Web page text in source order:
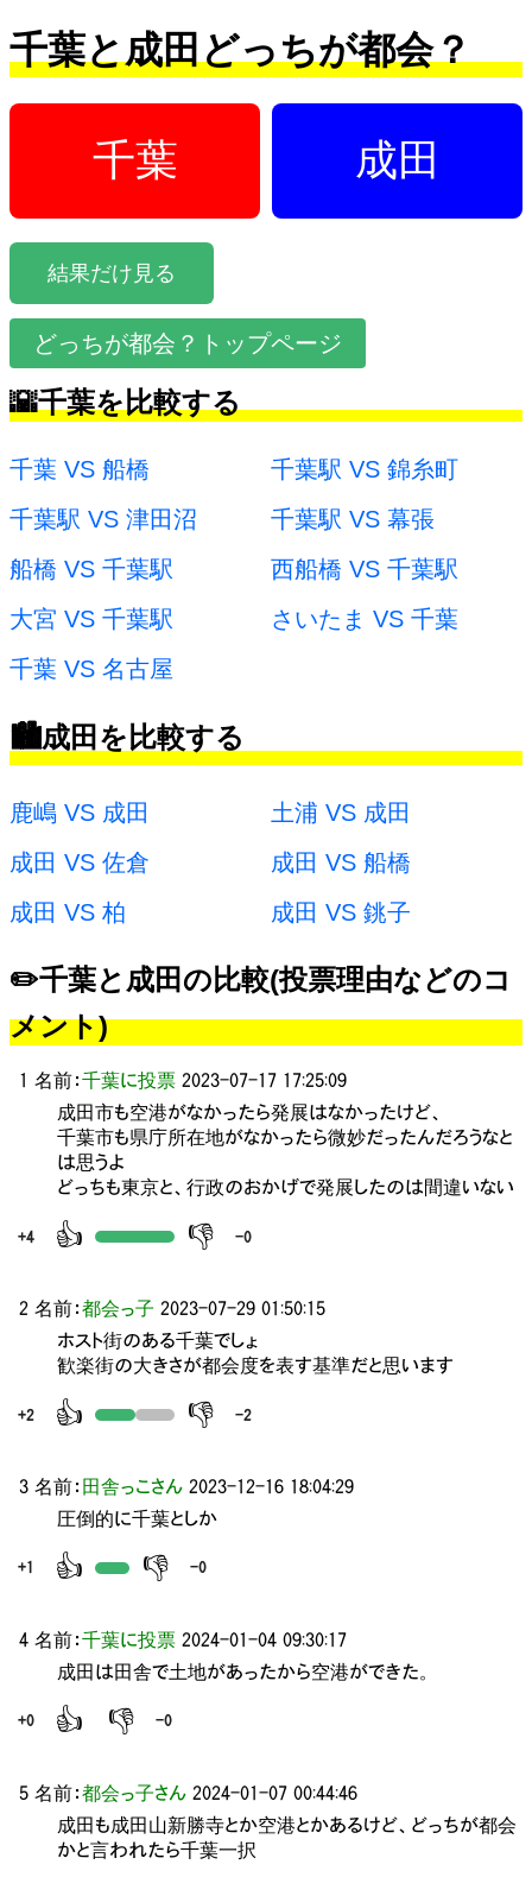
千葉と成田どっちが都会？
千葉 成田
結果だけ見る
どっちが都会？トップページ
🌇千葉を比較する
千葉 VS 船橋
千葉駅 VS 錦糸町
千葉駅 VS 津田沼
千葉駅 VS 幕張
船橋 VS 千葉駅
西船橋 VS 千葉駅
大宮 VS 千葉駅
さいたま VS 千葉
千葉 VS 名古屋
🏙️成田を比較する
鹿嶋 VS 成田
土浦 VS 成田
成田 VS 佐倉
成田 VS 船橋
成田 VS 柏
成田 VS 銚子
✏️千葉と成田の比較(投票理由などのコ
メント)
1 名前：千葉に投票 2023-07-17 17:25:09
成田市も空港がなかったら発展はなかったけど、
千葉市も県庁所在地がなかったら微妙だったんだろうなと
は思うよ
どっちも東京と、行政のおかげで発展したのは間違いない
+4 👍 👎 -0
2 名前：都会っ子 2023-07-29 01:50:15
ホスト街のある千葉でしょ
歓楽街の大きさが都会度を表す基準だと思います
+2 👍 👎 -2
3 名前： 田舎っこさん 2023-12-16 18:04:29
圧倒的に千葉としか
+1 👍 👎 -0
4 名前：千葉に投票 2024-01-04 09:30:17
成田は田舎で土地があったから空港ができた。
+0 👍 👎 -0
5 名前：都会っ子さん 2024-01-07 00:44:46
成田も成田山新勝寺とか空港とかあるけど、どっちが都会
かと言われたら千葉一択